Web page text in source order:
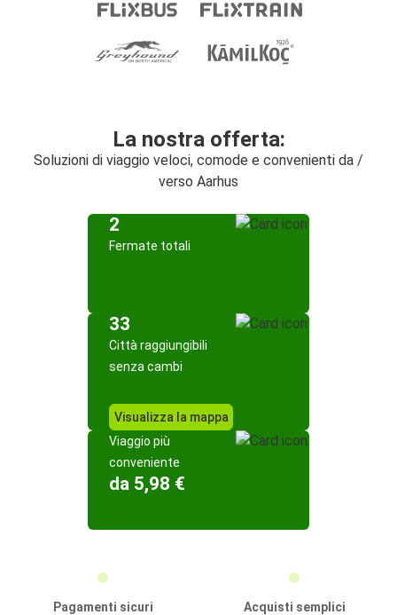
La nostra offerta:
Soluzioni di viaggio veloci, comode e convenienti da /
verso Aarhus
2
Fermate totali
33
Città raggiungibili
senza cambi
Visualizza la mappa
Viaggio più
conveniente
da 5,98 €
Pagamenti sicuri
Acquisti semplici